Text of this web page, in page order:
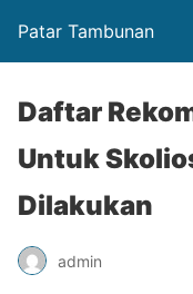
Patar Tambunan
Daftar
Untuk
Dilakukan
admin